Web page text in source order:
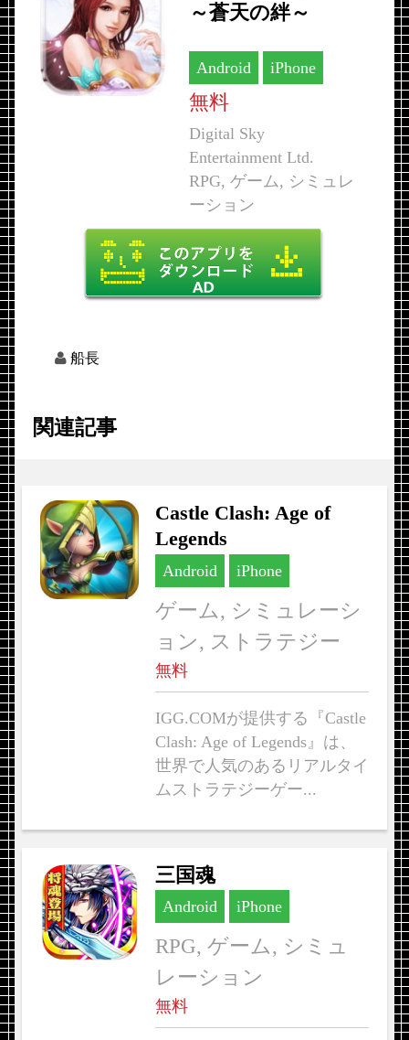
～蒼天の絆～
Android iPhone
無料
Digital Sky
Entertainment Ltd.
RPG, ゲーム, シミュレ
ーション
船長
関連記事
Castle Clash: Age of
Legends
Android iPhone
ゲーム, シミュレーシ
ョン, ストラテジー
無料
IGG.COMが提供する『Castle
Clash: Age of Legends』は、
世界で人気のあるリアルタイ
ムストラテジーゲー...
三国魂
Android iPhone
RPG, ゲーム, シミュ
レーション
無料